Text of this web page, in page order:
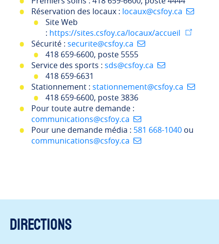
Réservation des locaux : locaux@csfoy.ca
Site Web
: https://sites.csfoy.ca/locaux/accueil
Sécurité : securite@csfoy.ca
418 659-6600, poste 5555
Service des sports : sds@csfoy.ca
418 659-6631
Stationnement : stationnement@csfoy.ca
418 659-6600, poste 3836
Pour toute autre demande :
communications@csfoy.ca
Pour une demande média : 581 668-1040ou
communications@csfoy.ca
Directions